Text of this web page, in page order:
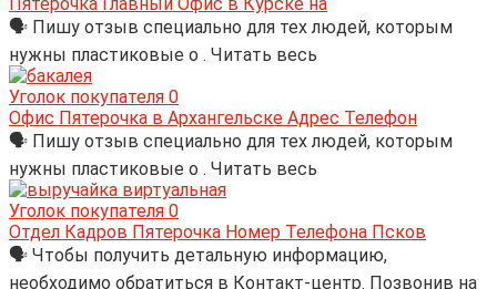
🗣 Пишу отзыв специально для тех людей, которым
нужны пластиковые о . Читать весь
Уголок покупателя 0
Офис Пятерочка в Архангельске Адрес Телефон
🗣 Пишу отзыв специально для тех людей, которым
нужны пластиковые о . Читать весь
Уголок покупателя 0
Отдел Кадров Пятерочка Номер Телефона Псков
🗣 Чтобы получить детальную информацию,
необходимо обратиться в Контакт-центр. Позвонив на